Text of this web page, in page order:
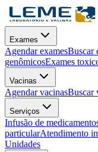
Exames
Agendar examesBuscar
genômicosExames
Vacinas
Agendar vacinasBuscar
Serviços
Infusão de
particularAtendimento
Unidades